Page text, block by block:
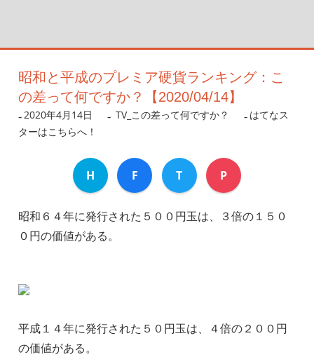
昭和と平成のプレミア硬貨ランキング：こ
の差って何ですか？【2020/04/14】
2020年4月14日 nanigoto
TV_この差って何ですか？
はてなス
ターはこちらへ！
H F T P
昭和６４年に発行された５００円玉は、３倍の１５０
０円の価値がある。
平成１４年に発行された５０円玉は、４倍の２００円
の価値がある。